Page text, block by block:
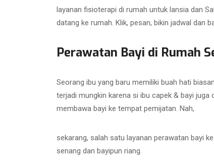
layanan fisioterapi di rumah untuk lansia dan
datang ke rumah. Klik, pesan, bikin jadwal dan
Perawatan Bayi di Rumah
Seorang ibu yang baru memiliki buah hati
terjadi mungkin karena si ibu capek & bayi
membawa bayi ke tempat pemijatan. Nah,
sekarang, salah satu layanan perawatan bayi
senang dan bayipun riang.